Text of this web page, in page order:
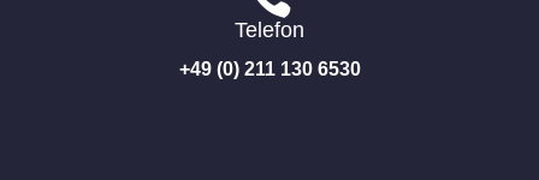
Telefon
+49 (0) 211 130 6530